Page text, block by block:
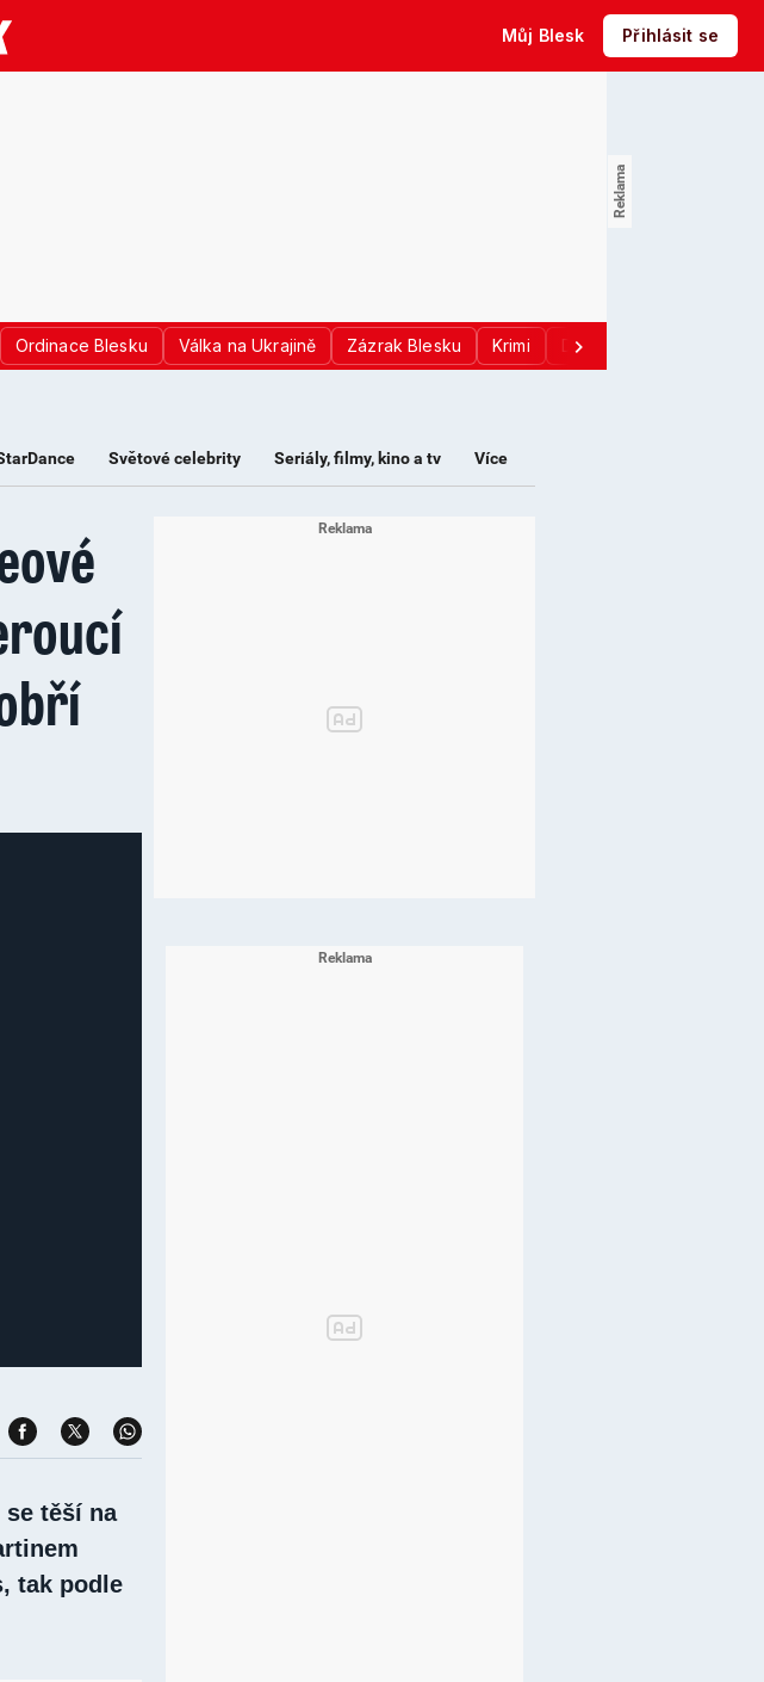
Můj Blesk Přihlásit se
Ordinace Blesku Válka na Ukrajině Zázrak Blesku Krimi Donald Trump
Světové celebrity Seriály, filmy, kino a tv Více
se těší na
tak podle